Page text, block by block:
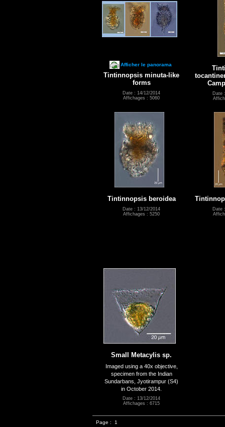
Afficher le panorama
Tintinnopsis minuta-like
forms
Date : 14/12/2014
Affichages : 5060
Date
Tintinnopsis beroidea
Date : 13/12/2014
Affichages : 5250
Date
Small Metacylis sp.
Imaged using a 40x objective,
specimen from the Indian
Sundarbans, Jyotirampur (S4)
in October 2014.
Date : 13/12/2014
Affichages : 6715
Page : 1